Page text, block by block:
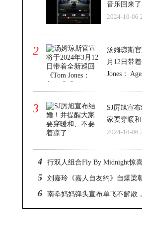
音乐回来
2024-10-06
2
汤姆琼斯
月12日带
Jones：
3
SJ厉旭宣
家要穿暖
2024-10-06
4 行双人组合Fly By Midnight惊
新巡演，于2024年初来台开唱
5 刘嘉玲《嘉人自友约》自爆梁
业：“每次他演一个角色，回来就
6 南拳妈妈弹头宣布单飞不解散
专辑MV